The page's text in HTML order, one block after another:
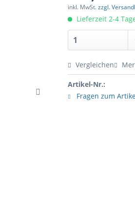
inkl. MwSt.zzgl.
Lieferzeit 2-4
Vergleichen
Artikel-Nr.:
Fragen zum